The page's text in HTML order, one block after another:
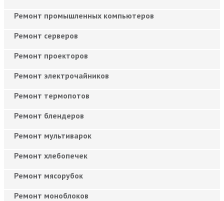
Ремонт промышленных компьютеров
Ремонт серверов
Ремонт проекторов
Ремонт электрочайников
Ремонт термопотов
Ремонт блендеров
Ремонт мультиварок
Ремонт хлебопечек
Ремонт мясорубок
Ремонт моноблоков